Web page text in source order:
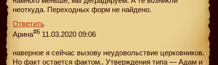
неоткуда. Переходных форм не найдено.
Ответить
Арина#6 11.03.2020 09:06
наверное я сейчас вызову неудовольствие церковников.
Но факт остается фактом.. Утверждения типа — Адам и